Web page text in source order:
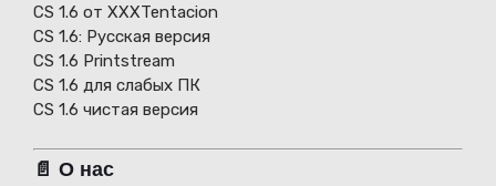
CS 1.6 от XXXTentacion
СS 1.6: Русская версия
CS 1.6 Printstream
CS 1.6 для слабых ПК
CS 1.6 чистая версия
📄 О нас